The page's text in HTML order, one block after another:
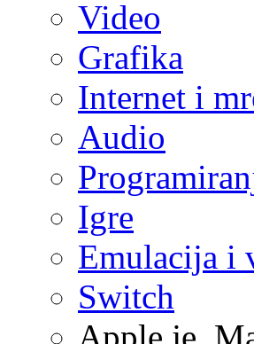
Video
Grafika
Internet i
Audio
Igre
Emulacija i
Switch